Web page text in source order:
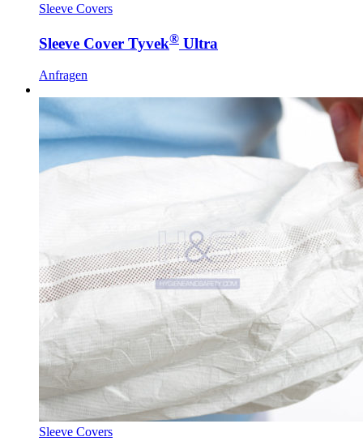
Sleeve Covers
Sleeve Cover Tyvek® Ultra
Anfragen
Sleeve Covers